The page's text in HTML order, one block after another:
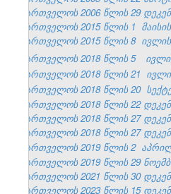
საქართველოს 2006 წლის 29
საქართველოს 2015 წლის 1 მაისის
საქართველოს 2015 წლის 8
საქართველოს 2018 წლის 5
საქართველოს 2018 წლის 21
საქართველოს 2018 წლის 20
საქართველოს 2018 წლის 22
საქართველოს 2018 წლის 27
საქართველოს 2018 წლის 27
საქართველოს 2019 წლის 2
საქართველოს 2019 წლის 29
საქართველოს 2021 წლის 30
საქართველოს 2023 წლის 15